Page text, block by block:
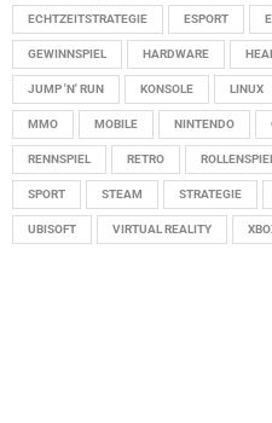
ECHTZEITSTRATEGIE ESPORT
GEWINNSPIEL HARDWARE
JUMP 'N' RUN KONSOLE LINUX
MMO MOBILE NINTENDO
RENNSPIEL RETRO ROLLENSPIEL
SPORT STEAM STRATEGIE
UBISOFT VIRTUAL REALITY